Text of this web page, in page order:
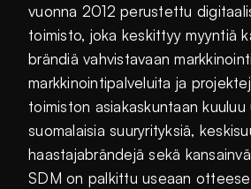
vuonna 2012 perustettu
toimisto, joka keskittyy myyntiä
brändiä vahvistavaan
markkinointipalveluita ja
toimiston asiakaskuntaan kuuluu
suomalaisia suuryrityksiä,
haastajabrändejä sekä
SDM on palkittu useaan